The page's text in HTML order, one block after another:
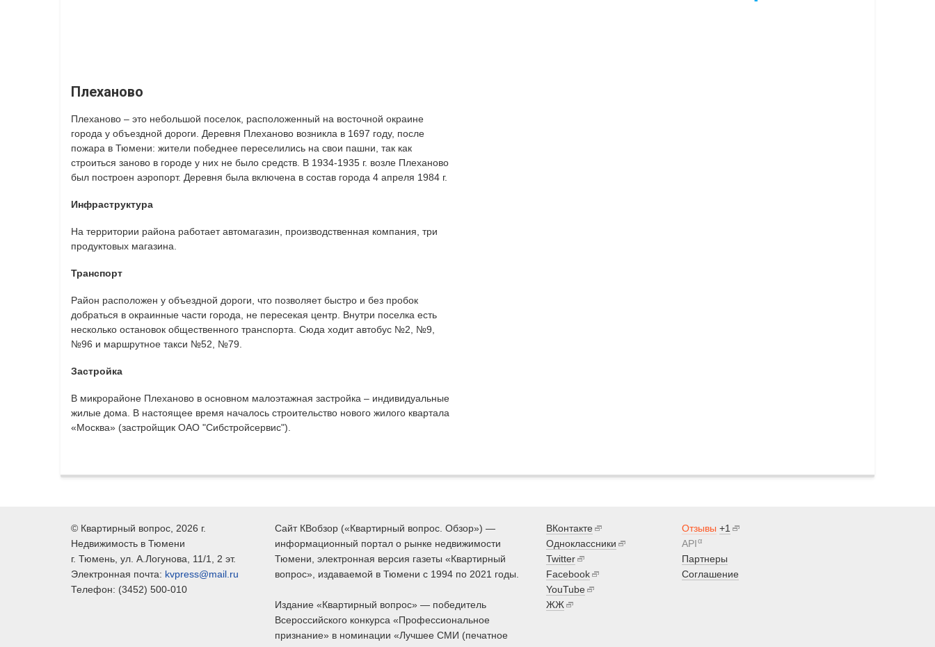
Плеханово
Плеханово – это небольшой поселок, расположенный на восточной окраине
города у объездной дороги. Деревня Плеханово возникла в 1697 году, после
пожара в Тюмени: жители победнее переселились на свои пашни, так как
строиться заново в городе у них не было средств. В 1934-1935 г. возле Плеханово
был построен аэропорт. Деревня была включена в состав города 4 апреля 1984 г.
Инфраструктура
На территории района работает автомагазин, производственная компания, три
продуктовых магазина.
Транспорт
Район расположен у объездной дороги, что позволяет быстро и без пробок
добраться в окраинные части города, не пересекая центр. Внутри поселка есть
несколько остановок общественного транспорта. Сюда ходит автобус №2, №9,
№96 и маршрутное такси №52, №79.
Застройка
В микрорайоне Плеханово в основном малоэтажная застройка – индивидуальные
жилые дома. В настоящее время началось строительство нового жилого квартала
«Москва» (застройщик ОАО "Сибстройсервис").
© Квартирный вопрос , 2026 г.
Недвижимость в Тюмени
г. Тюмень , ул. А.Логунова, 11/1, 2 эт.
Электронная почта: kvpress@mail.ru
Телефон: (3452) 500-010
Сайт КВобзор («Квартирный вопрос. Обзор») —
информационный портал о рынке недвижимости
Тюмени, электронная версия газеты «Квартирный
вопрос», издаваемой в Тюмени с 1994 по 2021 годы.
Издание «Квартирный вопрос» — победитель
Всероссийского конкурса «Профессиональное
признание» в номинации «Лучшее СМИ (печатное
ВКонтакте
Одноклассники
Twitter
Facebook
YouTube
ЖЖ
Отзывы +1
APIα
Партнеры
Соглашение